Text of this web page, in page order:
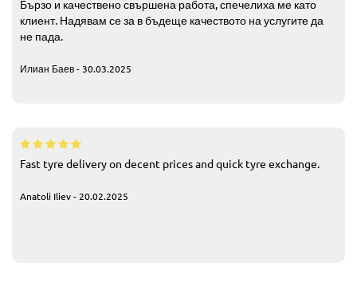
Бързо и качествено свършена работа, спечелиха ме като
клиент. Надявам се за в бъдеще качеството на услугите да
не пада.
Илиан Баев - 30.03.2025
Fast tyre delivery on decent prices and quick tyre exchange.
Anatoli Iliev - 20.02.2025